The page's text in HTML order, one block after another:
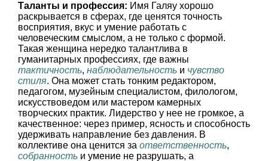
Таланты и профессия: Имя Галяу хорошо
раскрывается в сферах, где ценятся точность
восприятия, вкус и умение работать с
человеческим смыслом, а не только с формой.
Такая женщина нередко талантлива в
гуманитарных профессиях, где важны
тактичность, наблюдательность и чувство
стиля. Она может стать тонким редактором,
педагогом, музейным специалистом, филологом,
искусствоведом или мастером камерных
творческих практик. Лидерство у нее не громкое, а
качественное: через пример, ясность и способность
удерживать направление без давления. В
коллективе она ценится за ответственность,
собранность и умение не разрушать, а